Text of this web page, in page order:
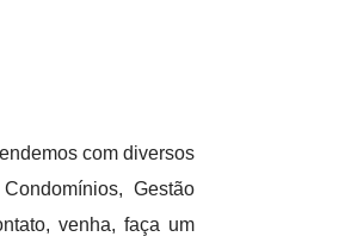
com diversos
Gestão
venha, faça um